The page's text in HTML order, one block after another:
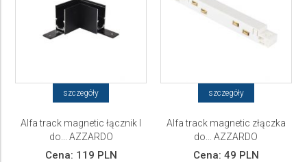
szczegóły
Alfa track magnetic łącznik l
do... AZZARDO
Cena: 119 PLN
szczegóły
Alfa track magnetic złączka
do... AZZARDO
Cena: 49 PLN